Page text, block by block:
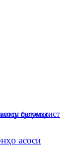
буғумҳо
асоси